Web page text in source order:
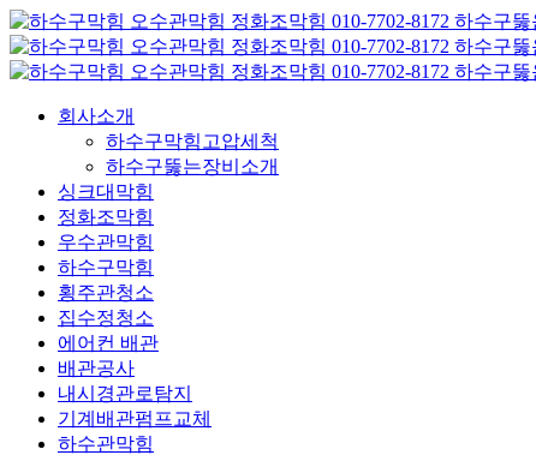
콘
텐
츠
회사소개
하수구막힘고압세척
하수구뚫는장비소개
싱크대막힘
정화조막힘
우수관막힘
하수구막힘
횡주관청소
집수정청소
에어컨 배관
배관공사
내시경관로탐지
기계배관펌프교체
하수관막힘